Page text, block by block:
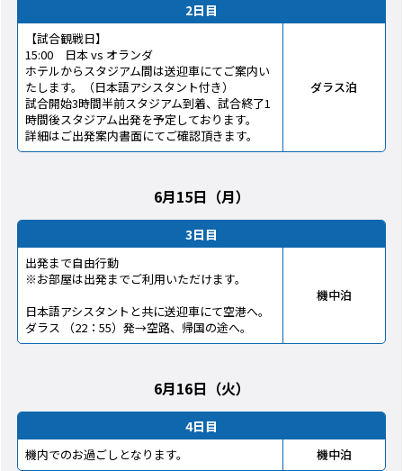
2日目
【試合観戦日】
15:00 日本 vs オランダ
ホテルからスタジアム間は送迎車にてご案内い
たします。（日本語アシスタント付き）
試合開始3時間半前スタジアム到着、試合終了1
時間後スタジアム出発を予定しております。
詳細はご出発案内書面にてご確認頂きます。
ダラス泊
6月15日（月）
3日目
出発まで自由行動
※お部屋は出発までご利用いただけます。
日本語アシスタントと共に送迎車にて空港へ。
ダラス （22：55）発→空路、帰国の途へ。
機中泊
6月16日（火）
4日目
機内でのお過ごしとなります。 機中泊